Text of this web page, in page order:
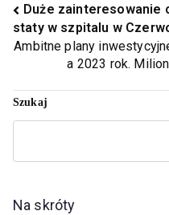
Duże zainteresowanie
staty w szpitalu w
Ambitne plany
a 2023 rok.
Szukaj
Na skróty